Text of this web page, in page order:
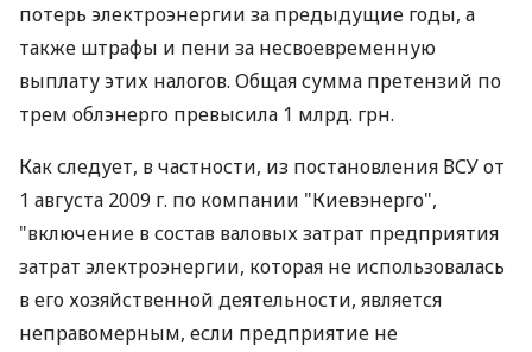
потерь электроэнергии за предыдущие годы, а
также штрафы и пени за несвоевременную
выплату этих налогов. Общая сумма претензий по
трем облэнерго превысила 1 млрд. грн.
Как следует, в частности, из постановления ВСУ от
1 августа 2009 г. по компании "Киевэнерго",
"включение в состав валовых затрат предприятия
затрат электроэнергии, которая не использовалась
в его хозяйственной деятельности, является
неправомерным, если предприятие не